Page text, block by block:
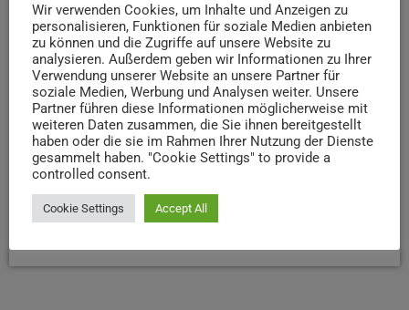
Euro Fördermitteln für Schulprojekte im Raum. Nach
Angaben der Freien Wähler Trier könnten Fristen bei
Projekten wie der Egbert-Grundschule, der Wolfsberghalle
und dem Humboldt-Gymnasium verpasst worden sein. Im
Fokus der Kritik steht Baudezernent Dr. Thilo Becker, dem
politische Verantwortung vorgeworfen wird. Die
Fördermittel waren an eine Fertigstellung bis Ende 2025
gebunden. Sollte sich der Verlust bestätigen, hätte das
spürbare Folgen für den städtischen Haushalt und die
Schulentwicklung.
Wir verwenden Cookies, um Inhalte und Anzeigen zu
personalisieren, Funktionen für soziale Medien anbieten
zu können und die Zugriffe auf unsere Website zu
analysieren. Außerdem geben wir Informationen zu Ihrer
Verwendung unserer Website an unsere Partner für
soziale Medien, Werbung und Analysen weiter. Unsere
Partner führen diese Informationen möglicherweise mit
weiteren Daten zusammen, die Sie ihnen bereitgestellt
haben oder die sie im Rahmen Ihrer Nutzung der Dienste
gesammelt haben. "Cookie Settings" to provide a
controlled consent.
Cookie Settings Accept All